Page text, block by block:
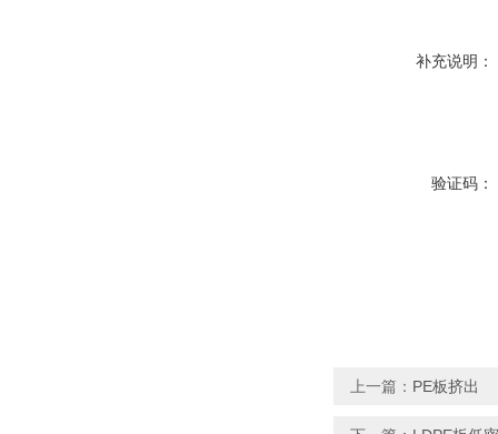
补充说明：
验证码：
上一篇： PE板挤出